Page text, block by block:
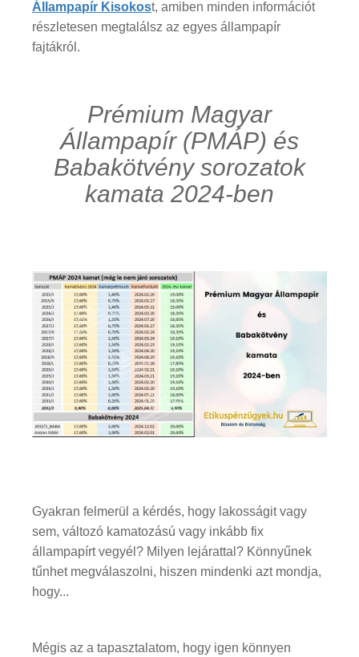
Állampapír Kisokost, amiben minden információt
részletesen megtalálsz az egyes állampapír
fajtákról.
Prémium Magyar
Állampapír (PMÁP) és
Babakötvény sorozatok
kamata 2024-ben
Gyakran felmerül a kérdés, hogy lakosságit vagy
sem, változó kamatozású vagy inkább fix
állampapírt vegyél? Milyen lejárattal? Könnyűnek
tűnhet megválaszolni, hiszen mindenki azt mondja,
hogy...
Mégis az a tapasztalatom, hogy igen könnyen